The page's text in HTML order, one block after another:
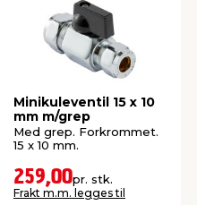
Minikuleventil 15 x 10
mm m/grep
Med grep. Forkrommet.
15 x 10 mm.
259,00pr. stk.
Frakt m.m. legges til